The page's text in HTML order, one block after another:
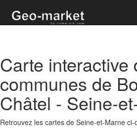
Carte interactive
communes de
Châtel - Seine-
Retrouvez les cartes de Seine-et-Marne ci-